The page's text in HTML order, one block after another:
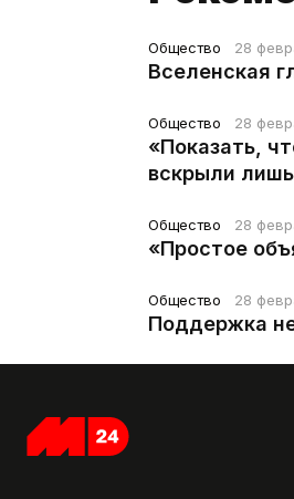
Общество 28
Вселенская
Общество 28
«Показать,
вскрыли
Общество 28
«Простое
Общество 28
Поддержка